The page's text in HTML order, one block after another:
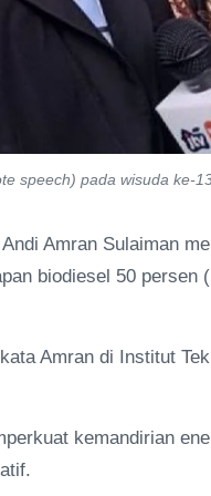
speech) pada wisuda ke-
Amran Sulaiman
biodiesel 50 persen
Amran di Institut
kemandirian